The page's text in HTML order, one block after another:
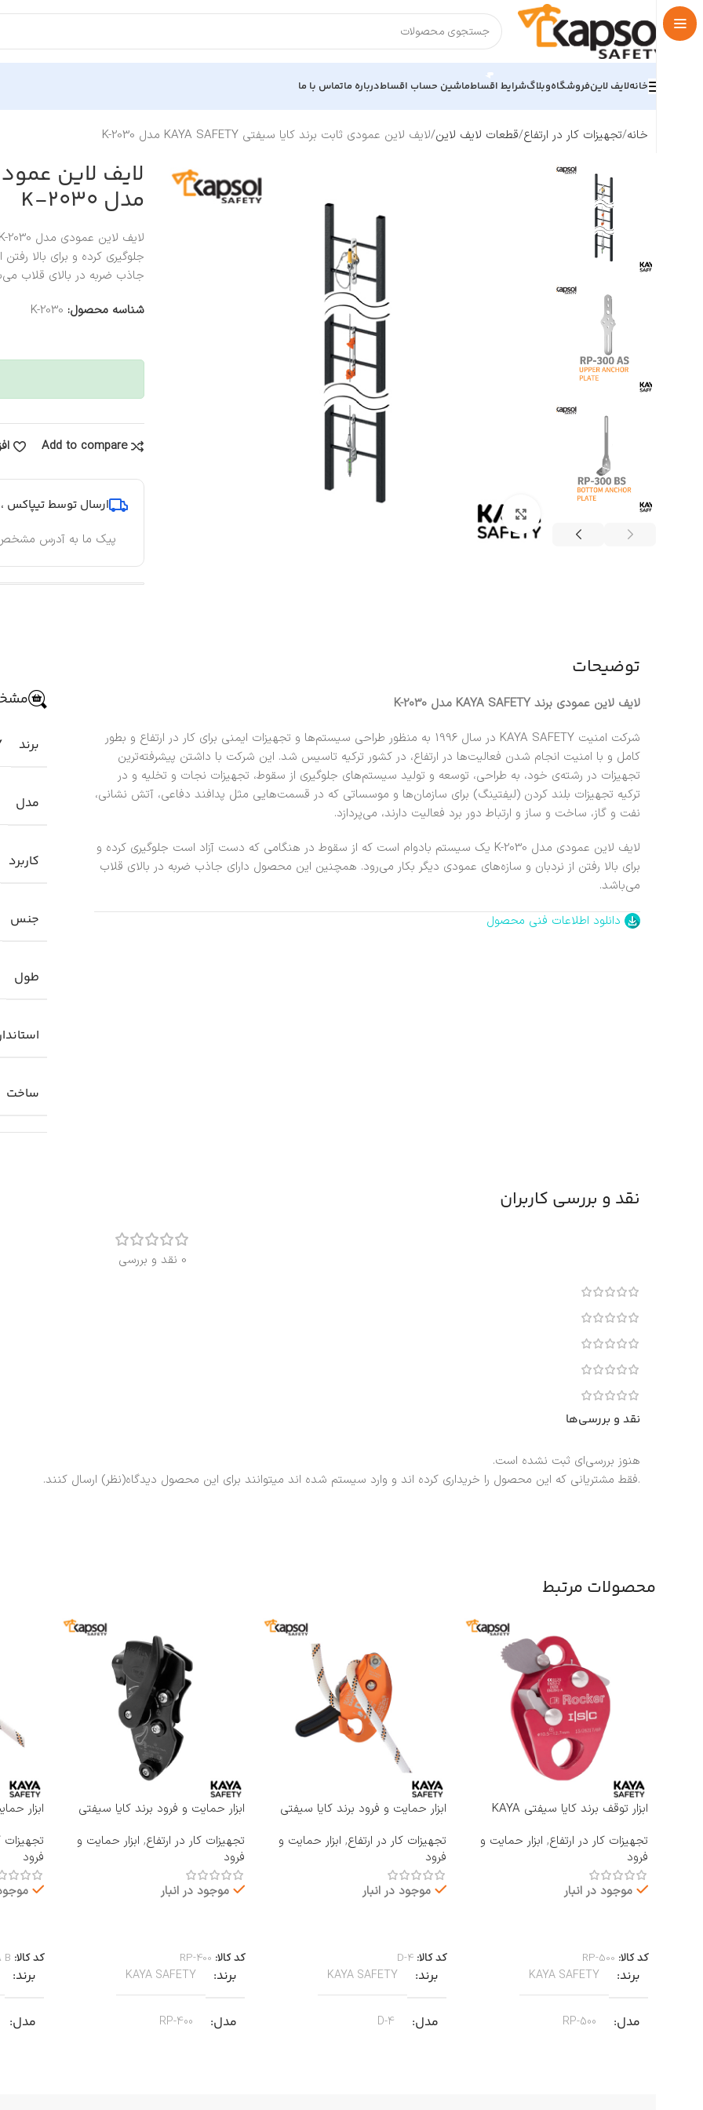
خانهلایف لاینفروشگاهوبلاگشرایط اقساطماشین حساب اقساطدرباره ماتماس با ما
خانه تجهیزات کار در ارتفاع قطعات لایف لاین لایف لاین عمودی ثابت برند کایا سیفتی KAYA SAFETY مدل K-2030
بزرگنمایی تصویر
مدل K-2030
جلوگیری کرده و برای بالا
جاذب ضربه در بالای قلاب
شناسه محصول: K-2030
Add to compare
ارسال توسط تیپاکس
پیک ما به آدرس
توضیحات
لایف لاین عمودی برند KAYA SAFETY مدل K-2030
شرکت امنیت KAYA SAFETY در سال 1996 به منظور طراحی سیستم‌ها و تجهیزات ایمنی برای کار در ارتفاع و بطور
کامل و با امنیت انجام شدن فعالیت‌ها در ارتفاع، در کشور ترکیه تاسیس شد. این شرکت با داشتن پیشرفته‌ترین
تجهیزات در رشته‌ی خود، به طراحی، توسعه و تولید سیستم‌های جلوگیری از سقوط، تجهیزات نجات و تخلیه و در
ترکیه تجهیزات بلند کردن (لیفتینگ) برای سازمان‌ها و موسساتی که در قسمت‌هایی مثل پدافند دفاعی، آتش نشانی،
نفت و گاز، ساخت و ساز و ارتباط دور برد فعالیت دارند، می‌پردازد.
لایف لاین عمودی مدل K-2030 یک سیستم بادوام است که از سقوط در هنگامی که دست آزاد است جلوگیری کرده و
برای بالا رفتن از نردبان و سازه‌های عمودی دیگر بکار می‌رود. همچنین این محصول دارای جاذب ضربه در بالای قلاب
می‌باشد.
دانلود اطلاعات فنی محصول
برند
مدل
کاربرد
جنس
طول
ساخت
نقد و بررسی کاربران
0 نقد و بررسی
نقد و بررسی‌ها
هنوز بررسی‌ای ثبت نشده است.
.فقط مشتریانی که این محصول را خریداری کرده اند و وارد سیستم شده اند میتوانند برای این محصول دیدگاه(نظر) ارسال کنند.
محصولات مرتبط
ابزار توقف برند کایا سیفتی KAYA
تجهیزات کار در ارتفاع, ابزار حمایت و
فرود
موجود در انبار
کد کالا: RP-500
برند KAYA SAFETY
مدل RP-500
ابزار حمایت و فرود برند کایا سیفتی
تجهیزات کار در ارتفاع, ابزار حمایت و
فرود
موجود در انبار
کد کالا: D-4
برند KAYA SAFETY
مدل D-4
ابزار حمایت و فرود برند کایا سیفتی
تجهیزات کار در ارتفاع, ابزار حمایت و
فرود
موجود در انبار
کد کالا: RP-400
برند KAYA SAFETY
مدل RP-400
ابزار
تجهیزات
فرود
کد کالا: B
برند
مدل